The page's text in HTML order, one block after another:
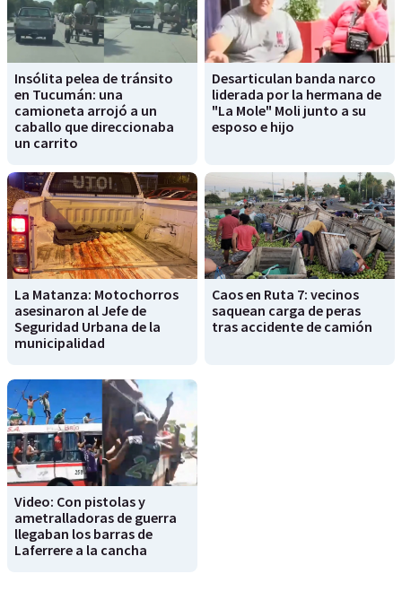
Insólita pelea de tránsito
en Tucumán: una
camioneta arrojó a un
caballo que direccionaba
un carrito
Desarticulan banda narco
liderada por la hermana de
"La Mole" Moli junto a su
esposo e hijo
La Matanza: Motochorros
asesinaron al Jefe de
Seguridad Urbana de la
municipalidad
Caos en Ruta 7: vecinos
saquean carga de peras
tras accidente de camión
Video: Con pistolas y
ametralladoras de guerra
llegaban los barras de
Laferrere a la cancha